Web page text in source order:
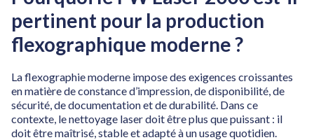
pertinent pour la production
flexographique moderne ?
La flexographie moderne impose des exigences croissantes
en matière de constance d’impression, de disponibilité, de
sécurité, de documentation et de durabilité. Dans ce
contexte, le nettoyage laser doit être plus que puissant : il
doit être maîtrisé, stable et adapté à un usage quotidien.